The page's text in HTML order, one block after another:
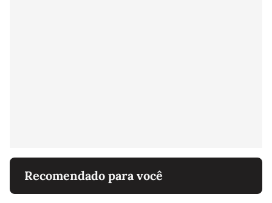
Recomendado para você